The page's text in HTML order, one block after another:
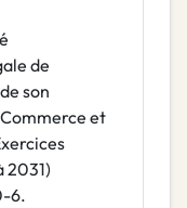
de
son
et
2031)
6.